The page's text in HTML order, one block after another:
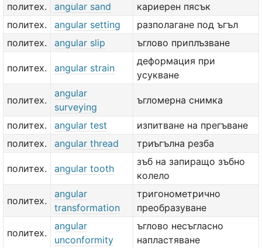
политех. angular sand
кариерен пясък
политех.
angular setting
разполагане под ъгъл
политех.
angular slip ъглово приплъзване
политех. angular strain
деформация при
усукване
политех.
angular
surveying
ъгломерна снимка
политех. angular test
изпитване на прегъване
политех.
angular thread триъгълна резба
политех. angular tooth
зъб на запиращо зъбно
колело
политех.
angular
transformation
тригонометрично
преобразуване
политех.
angular
unconformity
ъглово несъгласно
напластяване